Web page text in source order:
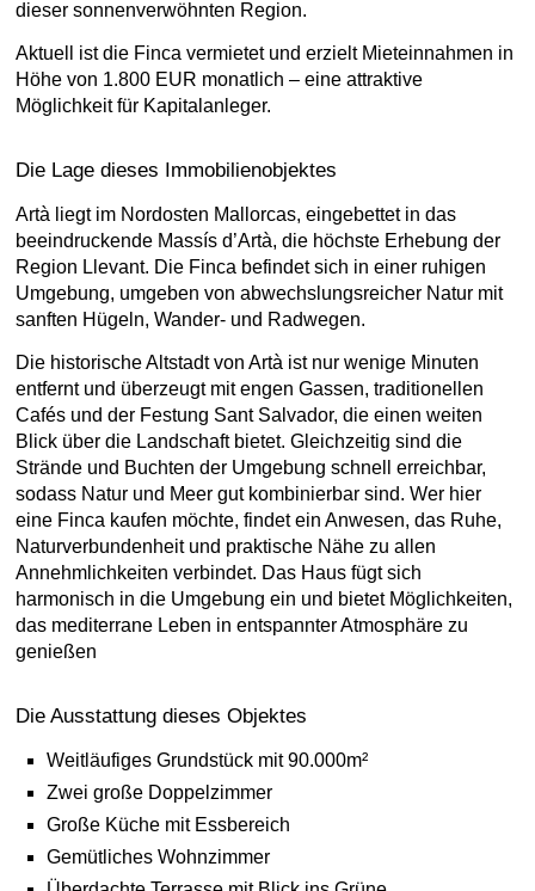
dieser sonnenverwöhnten Region.
Aktuell ist die Finca vermietet und erzielt Mieteinnahmen in
Höhe von 1.800 EUR monatlich – eine attraktive
Möglichkeit für Kapitalanleger.
Die Lage dieses Immobilienobjektes
Artà liegt im Nordosten Mallorcas, eingebettet in das
beeindruckende Massís d’Artà, die höchste Erhebung der
Region Llevant. Die Finca befindet sich in einer ruhigen
Umgebung, umgeben von abwechslungsreicher Natur mit
sanften Hügeln, Wander- und Radwegen.
Die historische Altstadt von Artà ist nur wenige Minuten
entfernt und überzeugt mit engen Gassen, traditionellen
Cafés und der Festung Sant Salvador, die einen weiten
Blick über die Landschaft bietet. Gleichzeitig sind die
Strände und Buchten der Umgebung schnell erreichbar,
sodass Natur und Meer gut kombinierbar sind. Wer hier
eine Finca kaufen möchte, findet ein Anwesen, das Ruhe,
Naturverbundenheit und praktische Nähe zu allen
Annehmlichkeiten verbindet. Das Haus fügt sich
harmonisch in die Umgebung ein und bietet Möglichkeiten,
das mediterrane Leben in entspannter Atmosphäre zu
genießen
Die Ausstattung dieses Objektes
Weitläufiges Grundstück mit 90.000m²
Zwei große Doppelzimmer
Große Küche mit Essbereich
Gemütliches Wohnzimmer